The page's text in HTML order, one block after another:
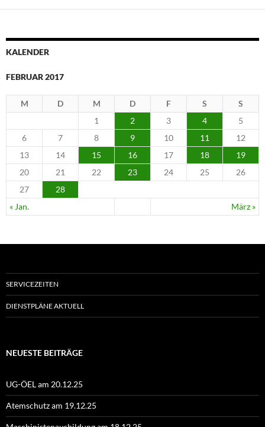
KALENDER
FEBRUAR 2017
M D M D F S S
« Jan. März »
1 2 3 4
5
6
7 8 9 10 11
12
13
14 15 16 17 18
19
20
21 22 23 24 25
26
27
28
SERVICEZEITEN
DIENSTPLÄNE AKTUELL
NEUESTE BEITRÄGE
UG-ÖEL am 20.12.25
Atemschutz am 19.12.25